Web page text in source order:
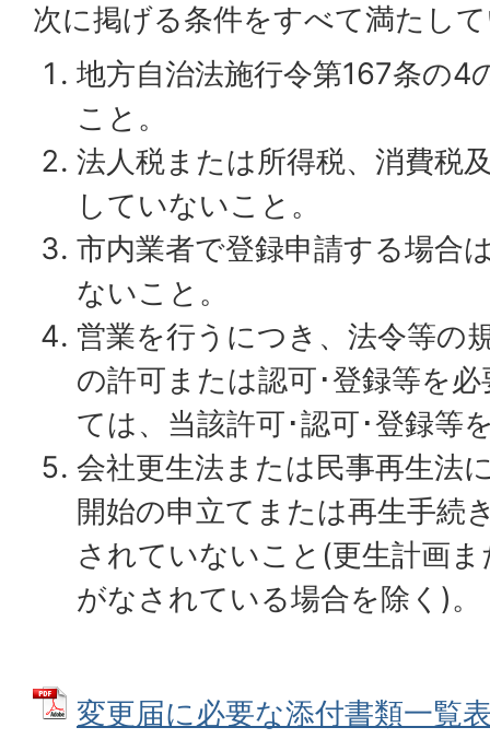
次に掲げる条件をすべて満たし
地方自治法施行令第167条の4
こと。
法人税または所得税、消費税
していないこと。
市内業者で登録申請する場合
ないこと。
営業を行うにつき、法令等の
の許可または認可･登録等を
ては、当該許可･認可･登録等
会社更生法または民事再生法
開始の申立てまたは再生手続
されていないこと(更生計画
がなされている場合を除く)。
変更届に必要な添付書類一覧